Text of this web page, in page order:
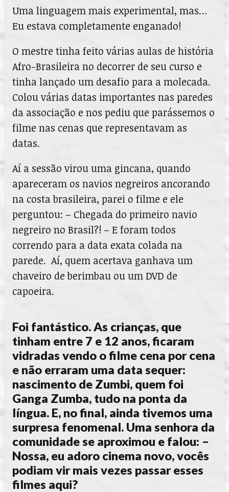
Uma linguagem mais experimental, mas…
Eu estava completamente enganado!
O mestre tinha feito várias aulas de história
Afro-Brasileira no decorrer de seu curso e
tinha lançado um desafio para a molecada.
Colou várias datas importantes nas paredes
da associação e nos pediu que parássemos o
filme nas cenas que representavam as
datas.
Aí a sessão virou uma gincana, quando
apareceram os navios negreiros ancorando
na costa brasileira, parei o filme e ele
perguntou: – Chegada do primeiro navio
negreiro no Brasil?! – E foram todos
correndo para a data exata colada na
parede. Aí, quem acertava ganhava um
chaveiro de berimbau ou um DVD de
capoeira.
Foi fantástico. As crianças, que
tinham entre 7 e 12 anos, ficaram
vidradas vendo o filme cena por cena
e não erraram uma data sequer:
nascimento de Zumbi, quem foi
Ganga Zumba, tudo na ponta da
língua. E, no final, ainda tivemos uma
surpresa fenomenal. Uma senhora da
comunidade se aproximou e falou: –
Nossa, eu adoro cinema novo, vocês
podiam vir mais vezes passar esses
filmes aqui?